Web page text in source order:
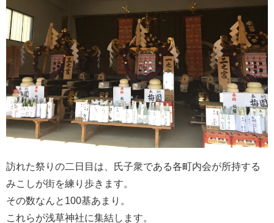
訪れた祭りの二日目は、氏子衆である各町内会が所持する
みこしが街を練り歩きます。
その数なんと100基あまり。
これらが浅草神社に集結します。